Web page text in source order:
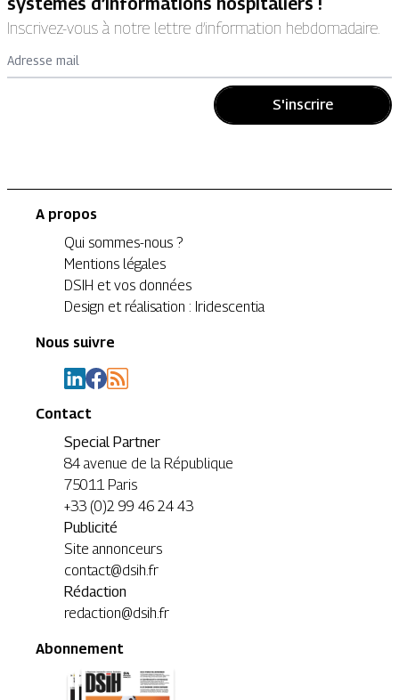
Inscrivez-vous à notre lettre d’information hebdomadaire.
Adresse mail
S'inscrire
A propos
Qui sommes-nous ?
Mentions légales
DSIH et vos données
Design et réalisation : Iridescentia
Nous suivre
Contact
Special Partner
84 avenue de la République
75011 Paris
+33 (0)2 99 46 24 43
Publicité
Site annonceurs
contact@dsih.fr
Rédaction
redaction@dsih.fr
Abonnement